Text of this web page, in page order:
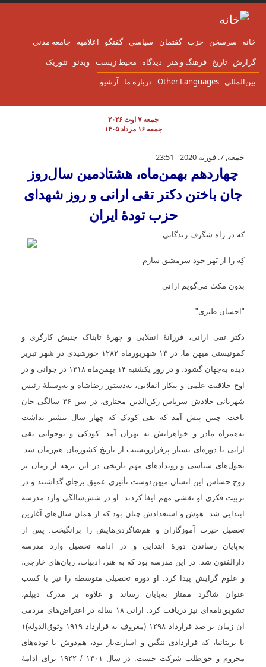
به محتوای اصلی
سرسخن حزب گفتمان سياسی گفتگو اعلاميه جامعه مدنی
تاریخ فرهنگ و هنر دیدگاه محیط زیست ویدئو تئوریک
Other Languages درباره ما آرشیو
جمعه ۷ اوت ۲۰۲۶
جمعه ۱۶ مرداد ۱۴۰۵
چهاردهم بهمن‌ماه، هشتادمین سال‌روز جان
جمعه, 7. فوریه 2020 - 23:51
چهاردهم بهمن‌ماه، هشتادمین سال‌روز
جان باختن دکتر تقی ارانی و روز شهدای
حزب تودهٔ ایران
که در راه شگرف زندگانی
کِه را از بَهر خود سرمشق سازم
بدون مکث می‌گویم ارانی
"احسان طبری"
دکتر تقی ارانی، فرزانۀ انقلابی و چهرۀ تابناک جنبش کارگری و
کمونیستی میهن ما، در ۱۳ شهریورماه۱۲۸۲خورشیدی در شهر تبریز
دیده به‌جهان گشود، و در روز یکشنبه۱۴بهمن‌ماه۱۳۱۸در جوانی و در
اوج خلاقیت علمی و پیکار انقلابی، به‌دستور رضاشاه و به‌وسیلهٔ رئیس
شهربانی جلادش سرپاس رکن‌الدین مختاری، در سن۳۶ سالگی جان
باخت. چنین پیش آمد که تقی کودک که چهار سال بیشتر نداشت
به‌همراه مادر و خواهرانش به تهران آمد. کودکی و نوجوانی تقی
ارانی با دوره‌ای بسیار پرفرازونشیب از تاریخ کشورمان هم‌زمان شد.
تحول‌های سیاسی و رویدادهای مهم تاریخی در این برهه از زمان بر
روح حساس این انسان میهن‌دوست تأثیری عمیق برجای گذاشتند و در
تربیت فکری او نقشی مهم ایفا کردند. او در شش‌سالگی وارد مدرسه
ابتدایی شد. هوش و استعدادش چنان بود که از همان سال‌های آغازین
تحصیل حیرت آموزگاران و هم‌شاگردی‌هایش را برانگیخت. پس از
به‌پایان رساندن دورهٔ ابتدایی و در ادامه تحصیل وارد مدرسه
دارالفنون شد. در این مدرسه بود که به هنر، ادبیات، زبان‌های خارجی،
و علوم گرایش پیدا کرد. او دوره تحصیلی متوسطه را نیز با کسب
‌عنوان شاگرد ممتاز به‌پایان رساند و علاوه بر مدرک دیپلم،
تشویق‌نامه‌ای نیز دریافت کرد. ارانی ۱۸ساله در اعتراض‌های مردمی
آن زمان بر ضد قرارداد ۱۲۹۸ ( معروف به قرارداد۱۹۱۹وثوق‌الدوله)۱
با بریتانیا، که قراردادی ننگین و اسارت‌بار بود، هم‌دوش با توده‌های
محروم و حق‌طلب شرکت جست. در سال۱۳۰۱ / ۱۹۲۲
برای ادامۀ